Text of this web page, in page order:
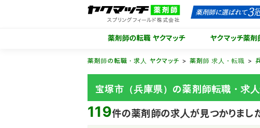
薬剤師の転職 ヤクマッチ ヤクマッチ薬剤
薬剤師の転職・求人 ヤクマッチ 薬剤師 求人・転職
宝塚市（兵庫県）の薬剤師転職・求
119件の薬剤師の求人が見つかりまし